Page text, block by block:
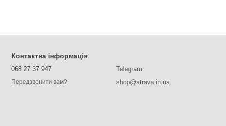
Контактна інформація
068 27 37 947
Передзвонити вам?
Telegram
shop@strava.in.ua